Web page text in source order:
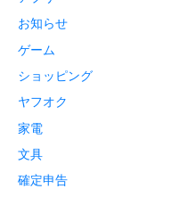
お知らせ
ゲーム
ショッピング
ヤフオク
家電
文具
確定申告